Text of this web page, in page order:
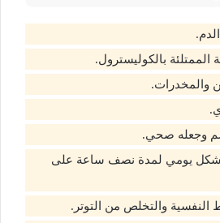
الممتلئة بالكوليسترول.
والمخدرات.
وجعله صحي.
بشكل يومي لمدة نصف ساعة على
النفسية والتخلص من التوتر.